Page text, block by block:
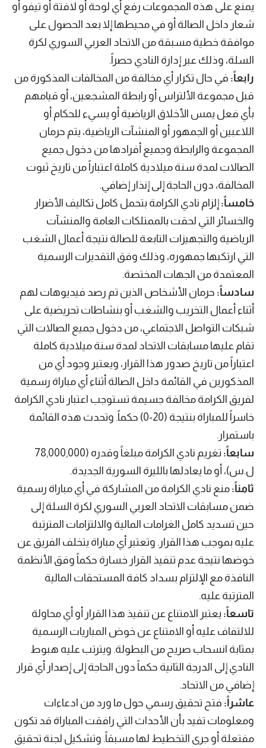
يمنع على هذه المجموعات رفع أي لوحة أو لافتة أو تيفو أو
شعار داخل الصالة أو في محيطها إلا بعد الحصول على
موافقة خطية مسبقة من الاتحاد العربي السوري لكرة
السلة، وذلك عبر إدارة النادي حصراً.
رابعاً:في حال تكرار أي مخالفة من المخالفات المذكورة من
قبل مجموعة الألتراس أو رابطة المشجعين، أو قيامهم
بأي فعل يمس الأخلاق الرياضية أو يسيء للحكام أو
اللاعبين أو الجمهور أو المنشآت الرياضية، يتم حرمان
المجموعة والرابطة وجميع أفرادها من دخول جميع
الصالات لمدة سنة ميلادية كاملة اعتباراً من تاريخ ثبوت
المخالفة، دون الحاجة إلى إنذار إضافي.
خامساً: إلزام نادي الكرامة بتحمل كامل تكاليف الأضرار
والخسائر التي لحقت بالممتلكات العامة والمنشآت
الرياضية والتجهيزات التابعة للصالة نتيجة أعمال الشغب
التي ارتكبها جمهوره، وذلك وفق التقديرات الرسمية
المعتمدة من الجهات المختصة.
سادساً: حرمان الأشخاص الذين تم رصد فيديوهات لهم
أثناء أعمال التخريب والشغب أو بنشاطات تحريضية على
شبكات التواصل الاجتماعي، من دخول جميع الصالات التي
تقام عليها مسابقات الاتحاد لمدة سنة ميلادية كاملة
اعتباراً من تاريخ صدور هذا القرار، ويعتبر وجود أي من
المذكورين في القائمة داخل الصالة أثناء أي مباراة رسمية
لفريق الكرامة مخالفة جسيمة تستوجب اعتبار نادي الكرامة
خاسراً للمباراة بنتيجة (20-0) حكماً. وتحدث هذه القائمة
باستمرار.
سابعاً:
تغريم نادي الكرامة مبلغاً وقدره (78,000,000
ل.س)، أو ما يعادلها بالليرة السورية الجديدة.
ثامناً: منع نادي الكرامة من المشاركة في أي مباراة رسمية
ضمن مسابقات الاتحاد العربي السوري لكرة السلة إلى
حين تسديد كامل الغرامات المالية والالتزامات المترتبة
عليه بموجب هذا القرار. وتعتبر أي مباراة يتخلف الفريق عن
خوضها نتيجة عدم تنفيذ القرار خسارة حكماً وفق الأنظمة
النافذة مع الإلتزام بسداد كافة المستحقات المالية
المترتبة عليه.
تاسعاً: يعتبر الامتناع عن تنفيذ هذا القرار أو أي محاولة
للالتفاف عليه أو الامتناع عن خوض المباريات الرسمية
بمثابة انسحاب صريح من البطولة. ويترتب عليه هبوط
النادي إلى الدرجة الثانية حكماً دون الحاجة إلى إصدار أي قرار
إضافي من الاتحاد.
عاشراً:فتح تحقيق رسمي حول ما ورد من ادعاءات
ومعلومات تفيد بأن الأحداث التي رافقت المباراة قد تكون
مفتعلة أو جرى التخطيط لها مسبقاً. وتشكيل لجنة تحقيق